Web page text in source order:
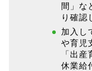
間」な
り確認
加入し
や育児
「出
休業給